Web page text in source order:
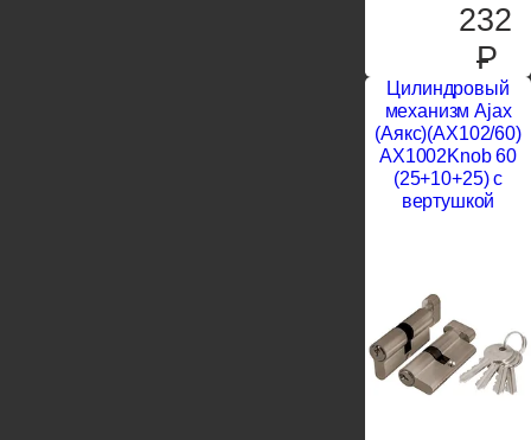
232
P
Цилиндровый
механизм Ajax
(Аякс)(AX102/60)
AX1002Knob 60
(25+10+25) с
вертушкой